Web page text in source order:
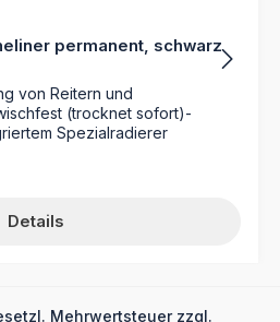
permanent, schwarz
von Reitern und
(trocknet sofort)-
Spezialradierer
Details
Mehrwertsteuer zzgl.